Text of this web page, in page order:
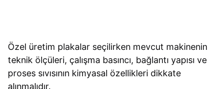
Özel üretim plakalar seçilirken mevcut makinenin
teknik ölçüleri, çalışma basıncı, bağlantı yapısı ve
proses sıvısının kimyasal özellikleri dikkate
alınmalıdır.